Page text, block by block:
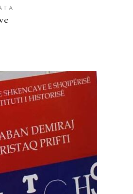
NË SHPORTË